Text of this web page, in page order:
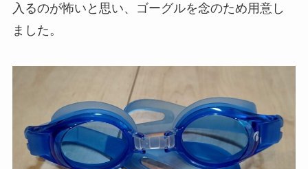
入るのが怖いと思い、ゴーグルを念のため用意し
ました。